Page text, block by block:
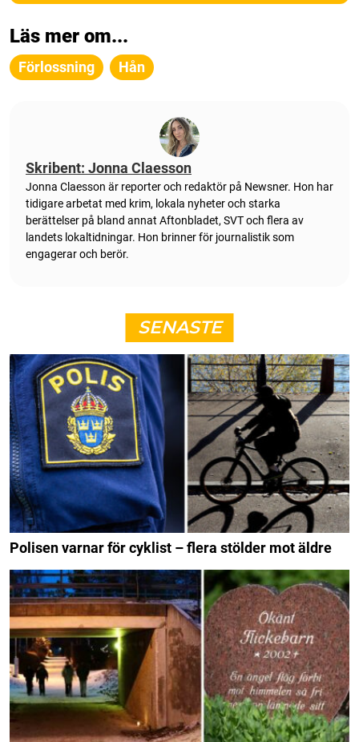
Läs mer om...
Förlossning Hån
Skribent: Jonna Claesson
Jonna Claesson är reporter och redaktör på Newsner. Hon har
tidigare arbetat med krim, lokala nyheter och starka
berättelser på bland annat Aftonbladet, SVT och flera av
landets lokaltidningar. Hon brinner för journalistik som
engagerar och berör.
SENASTE
Polisen varnar för cyklist – flera stölder mot äldre